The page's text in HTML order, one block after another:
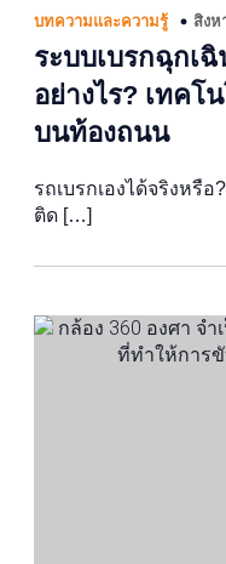
บทความและความรู้ สิงห
ระบบเบรกฉุกเ
อย่างไร? เทคโ
บนท้องถนน
รถเบรกเองได้จริงหรื
ติด […]